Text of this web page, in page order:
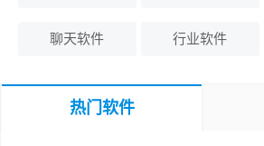
聊天软件 行业软件
热门软件